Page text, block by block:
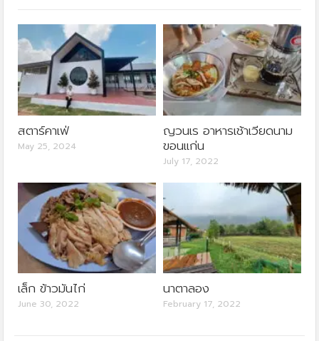
สตาร์คาเฟ่
May 25, 2024
ญวนเร อาหารเช้าเวียดนาม
ขอนแก่น
July 17, 2022
เล็ก ข้าวมันไก่
June 30, 2022
นาตาลอง
February 17, 2022